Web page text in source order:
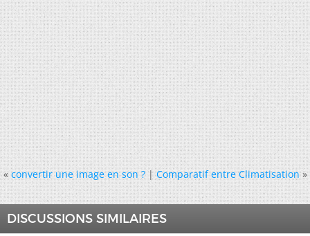
« convertir une image en son ?|Comparatif entre Climatisation »
DISCUSSIONS SIMILAIRES